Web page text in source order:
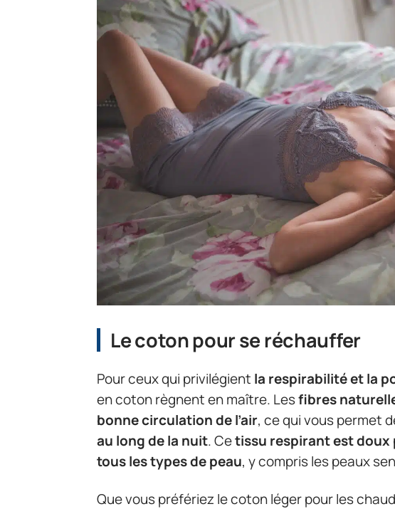
Le coton pour se réchauffer
Pour ceux qui privilégient la respirabilité et la
en coton règnent en maître. Lesfibres
bonne circulation de l’air, ce qui vous permet
au long de la nuit. Cetissu respirant est doux
tous les types de peau, y compris les peaux
Que vous préfériez le coton léger pour les